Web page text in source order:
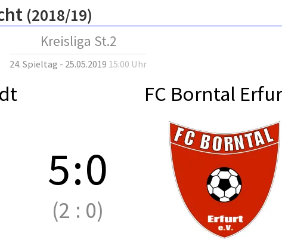
(2018/19)
Kreisliga St.2
24. Spieltag - 25.05.2019 15:00 Uhr
FC Borntal
5:0
(2 : 0)